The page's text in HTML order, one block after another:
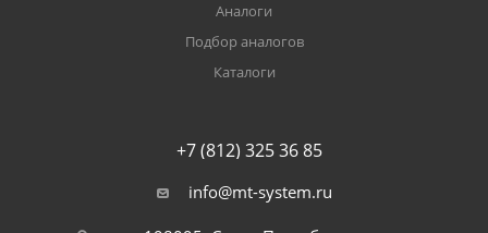
Аналоги
Подбор аналогов
Каталоги
+7 (812) 325 36 85
info@mt-system.ru